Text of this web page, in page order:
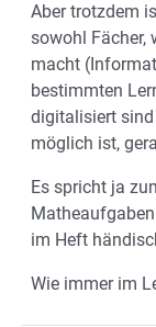
Aber trotzdem
sowohl Fächer,
macht
bestimmten
digitalisiert
möglich ist,
Es spricht ja
im Heft
Wie immer im